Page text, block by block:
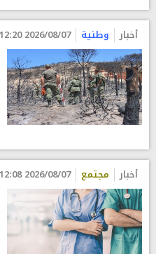
أخبار وطنية 2026/08/07 12:20
أخبار مجتمع 2026/08/07 12:08